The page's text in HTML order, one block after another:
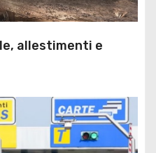
allestimenti e